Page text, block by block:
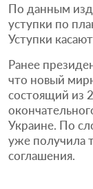
По данным
уступки по
Уступки
Ранее
что новый
состоящий из
Украине. По
уже получила
соглашения.